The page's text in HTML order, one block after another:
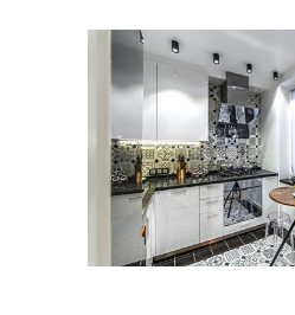
Угловой гарнитур
Г-образная кухня